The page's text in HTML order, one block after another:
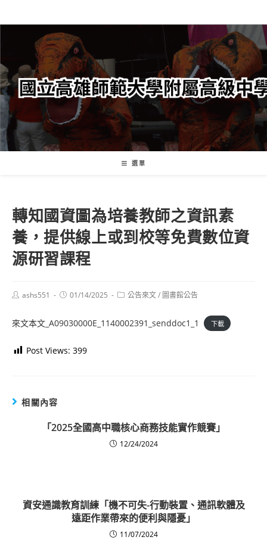
轉
要
內
容
選單
轉知國資圖為培養教師之資訊素
養，提供線上或到校等免費數位資
源研習課程
Postashs551
Post01/14/2025
Post公告來文/ 圖書館公告
來文本文_A09030000E_1140002391_senddoc1_1 下載
Post Views: 399
相關內容
「2025全國高中職核心商務技能實作競賽」
12/24/2024
資安通識教育訓練「機不可失-行動裝置、通訊軟體及
遠距作業帶來的便利與隱憂」
11/07/2024